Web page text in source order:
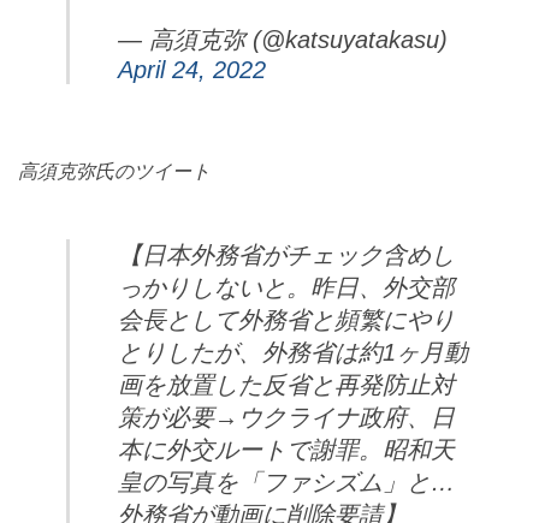
— 高須克弥 (@katsuyatakasu)
April 24, 2022
高須克弥氏のツイート
【日本外務省がチェック含めし
っかりしないと。昨日、外交部
会長として外務省と頻繁にやり
とりしたが、外務省は約1ヶ月動
画を放置した反省と再発防止対
策が必要→ウクライナ政府、日
本に外交ルートで謝罪。昭和天
皇の写真を「ファシズム」と…
外務省が動画に削除要請】